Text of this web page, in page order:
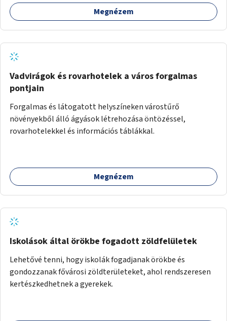
Megnézem
Vadvirágok és rovarhotelek a város forgalmas
pontjain
Forgalmas és látogatott helyszíneken várostűrő
növényekből álló ágyások létrehozása öntözéssel,
rovarhotelekkel és információs táblákkal.
Megnézem
Iskolások által örökbe fogadott zöldfelületek
Lehetővé tenni, hogy iskolák fogadjanak örökbe és
gondozzanak fővárosi zöldterületeket, ahol rendszeresen
kertészkedhetnek a gyerekek.